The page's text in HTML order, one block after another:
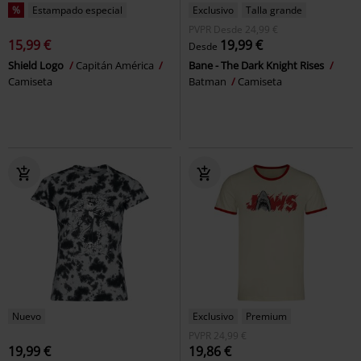
% Estampado especial
15,99 €
Shield Logo
Capitán América
Camiseta
Exclusivo
Talla grande
PVPR
Desde 24,99 €
Desde 19,99 €
Bane - The Dark Knight Rises
Batman
Camiseta
Nuevo
19,99 €
Exclusivo
Premium
PVPR 24,99 €
19,86 €